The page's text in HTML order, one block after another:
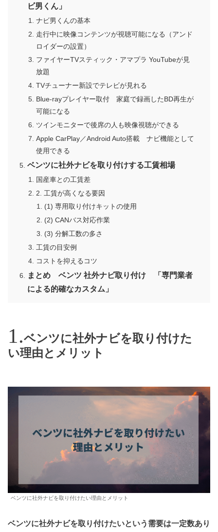
ビ男くん」
ナビ男くんの基本
走行中に映像コンテンツが視聴可能になる（アンド
ロイダーの設置）
ファイヤーTVスティック・アマプラ YouTubeが見
放題
TVチューナー新設でテレビが見れる
Blue-rayプレイヤー取付 家庭で録画したBD再生が
可能になる
ツインモニターで後席の人も映像視聴ができる
Apple CarPlay／Android Auto搭載 ナビ機能として
使用できる
ベンツに社外ナビを取り付けする工賃相場
国産車との工賃差
2. 工賃が高くなる要因
(1) 専用取り付けキットの使用
(2) CANバス対応作業
(3) 分解工数の多さ
工賃の目安例
コストを抑えるコツ
まとめ ベンツ 社外ナビ取り付け 「専門業者
による的確なカスタム」
ベンツに社外ナビを取り付けた
い理由とメリット
ベンツに社外ナビを取り付けたい理由とメリット
ベンツに社外ナビを取り付けたいという需要は一定数あり